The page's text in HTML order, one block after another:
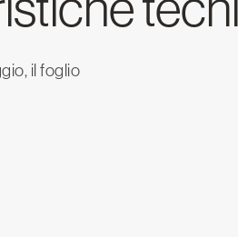
il foglio